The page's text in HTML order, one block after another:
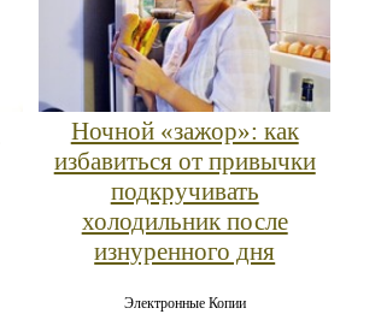
Ночной «зажор»: как
избавиться от привычки
подкручивать
холодильник после
изнуренного дня
Электронные Копии